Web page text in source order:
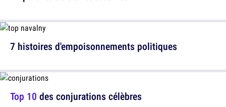
7 histoires d'empoisonnements politiques
Top 10 des conjurations célèbres